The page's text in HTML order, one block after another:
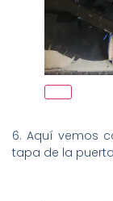
6. Aquí vemos
tapa de la